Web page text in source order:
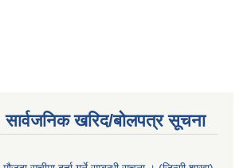
सार्वजनिक खरिद/बोलपत्र सूचना